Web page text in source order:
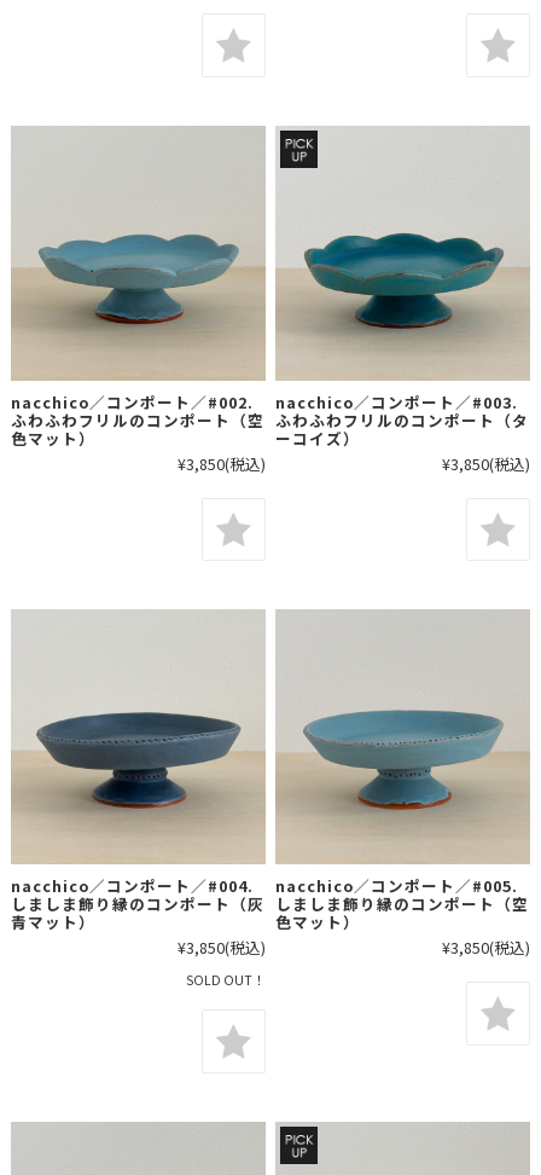
nacchico／コンポート／#002.
ふわふわフリルのコンポート（空
色マット）
¥3,850(税込)
nacchico／コンポート／#003.
ふわふわフリルのコンポート（タ
ーコイズ）
¥3,850(税込)
nacchico／コンポート／#004.
しましま飾り縁のコンポート（灰
青マット）
¥3,850(税込)
SOLD OUT！
nacchico／コンポート／#005.
しましま飾り縁のコンポート（空
色マット）
¥3,850(税込)